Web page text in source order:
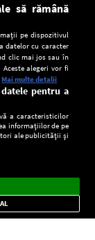
×
să rămână
pe dispozitivul
datelor cu caracter
clic mai jos sau în
alegeri vor fi
Mai multe detalii
pentru a
a caracteristicilor
informațiilor de pe
ale publicității și